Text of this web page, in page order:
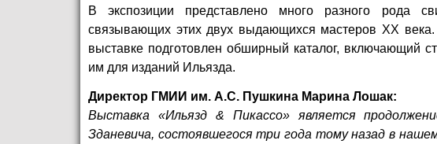
В экспозиции представлено много разного рода
связывающих этих двух выдающихся мастеров ХХ
выставке подготовлен обширный каталог, включающий
им для изданий Ильязда.
Директор ГМИИ им. А.С. Пушкина Марина Лошак:
Выставка «Ильязд & Пикассо» является
Зданевича, состоявшегося три года тому назад в